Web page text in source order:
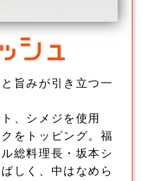
旨みが引き立つ一
、シメジを使用
をトッピング。福
総料理長・坂本シ
しく、中はなめら